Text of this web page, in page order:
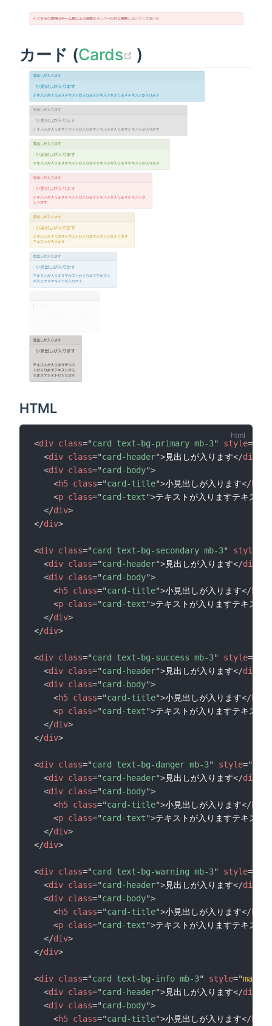
カード (Cards (opens new
)
HTML
<div class="card text-bg-primary mb-3" style=
<div class="card-header">見出しが入ります</div
<div class="card-body">
<h5 class="card-title">小見出しが入ります</
<p class="card-text">テキストが入りますテキスト
</div>
</div>
<div class="card text-bg-secondary mb-3" style
<div class="card-header">見出しが入ります</div
<div class="card-body">
<h5 class="card-title">小見出しが入ります</
<p class="card-text">テキストが入りますテキスト
</div>
</div>
<div class="card text-bg-success mb-3" style=
<div class="card-header">見出しが入ります</div
<div class="card-body">
<h5 class="card-title">小見出しが入ります</
<p class="card-text">テキストが入りますテキスト
</div>
</div>
<div class="card text-bg-danger mb-3" style="
<div class="card-header">見出しが入ります</div
<div class="card-body">
<h5 class="card-title">小見出しが入ります</
<p class="card-text">テキストが入りますテキスト
</div>
</div>
<div class="card text-bg-warning mb-3" style=
<div class="card-header">見出しが入ります</div
<div class="card-body">
<h5 class="card-title">小見出しが入ります</
<p class="card-text">テキストが入りますテキスト
</div>
</div>
<div class="card text-bg-info mb-3" style="max-
<div class="card-header">見出しが入ります</div
<div class="card-body">
<h5 class="card-title">小見出しが入ります</